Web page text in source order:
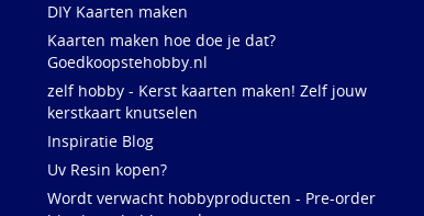
DIY Kaarten maken
Kaarten maken hoe doe je dat?
Goedkoopstehobby.nl
zelf hobby - Kerst kaarten maken! Zelf jouw
kerstkaart knutselen
Inspiratie Blog
Uv Resin kopen?
Wordt verwacht hobbyproducten - Pre-order